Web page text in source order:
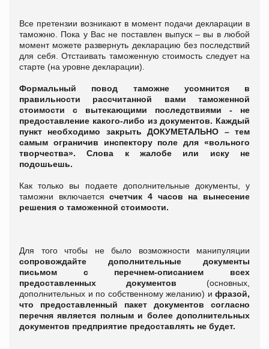
Все претензии возникают в момент подачи декларации в
таможню. Пока у Вас не поставлен выпуск – вы в любой
момент можете развернуть декларацию без последствий
для себя. Отстаивать таможенную стоимость следует на
старте (на уровне декларации).
Формальный повод таможне усомнится в
правильности рассчитанной вами таможенной
стоимости с вытекающими последствиями - не
предоставление какого-либо из документов. Каждый
пункт необходимо закрыть ДОКУМЕТАЛЬНО – тем
самым ограничив инспектору поле для «вольного
творчества».
Слова к жалобе или иску не
подошьешь.
Как только вы подаете дополнительные документы, у
таможни включаетсясчетчик 4 часов на вынесение
решения о таможенной стоимости.
Для того чтобы не было возможности манипуляции
сопровождайте дополнительные документы
письмом с перечнем-описанием всех
предоставленных документов (основных,
дополнительных и по собственному желанию) и фразой,
что предоставленный пакет документов согласно
перечня является полным и более дополнительных
документов предприятие предоставлять не будет.